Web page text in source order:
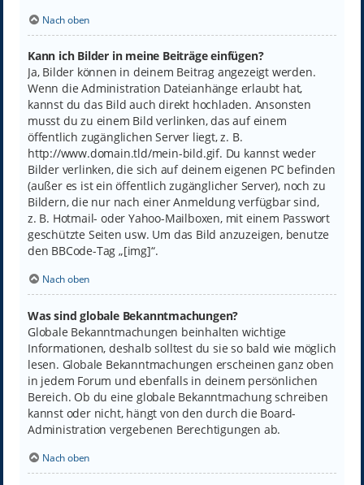
Nach oben
Kann ich Bilder in meine Beiträge einfügen?
Ja, Bilder können in deinem Beitrag angezeigt werden.
Wenn die Administration Dateianhänge erlaubt hat,
kannst du das Bild auch direkt hochladen. Ansonsten
musst du zu einem Bild verlinken, das auf einem
öffentlich zugänglichen Server liegt, z. B.
http://www.domain.tld/mein-bild.gif. Du kannst weder
Bilder verlinken, die sich auf deinem eigenen PC befinden
(außer es ist ein öffentlich zugänglicher Server), noch zu
Bildern, die nur nach einer Anmeldung verfügbar sind,
z. B. Hotmail- oder Yahoo-Mailboxen, mit einem Passwort
geschützte Seiten usw. Um das Bild anzuzeigen, benutze
den BBCode-Tag „[img]“.
Nach oben
Was sind globale Bekanntmachungen?
Globale Bekanntmachungen beinhalten wichtige
Informationen, deshalb solltest du sie so bald wie möglich
lesen. Globale Bekanntmachungen erscheinen ganz oben
in jedem Forum und ebenfalls in deinem persönlichen
Bereich. Ob du eine globale Bekanntmachung schreiben
kannst oder nicht, hängt von den durch die Board-
Administration vergebenen Berechtigungen ab.
Nach oben